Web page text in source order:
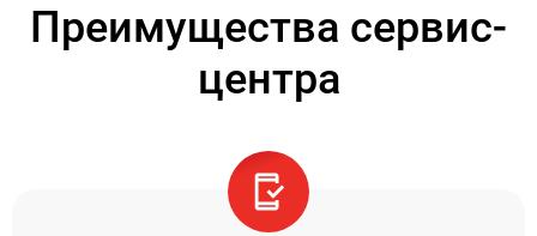
Преимущества сервис-
центра